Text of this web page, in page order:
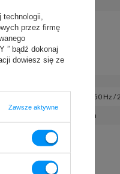
Energia
230 V / 50 Hz
5,5 kWh
przez firmę
” bądź dokonaj
dowiesz się ze
Zawsze aktywne